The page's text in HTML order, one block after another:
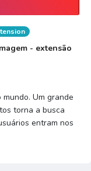
- extensão
Um grande
torna a busca
entram nos